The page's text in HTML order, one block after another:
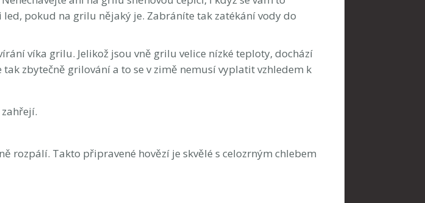
pokud na grilu nějaký je. Zabráníte tak zatékání vody do
víka grilu. Jelikož jsou vně grilu velice nízké teploty, dochází
zbytečně grilování a to se v zimě nemusí vyplatit vzhledem k
rozpálí. Takto připravené hovězí je skvělé s celozrným chlebem